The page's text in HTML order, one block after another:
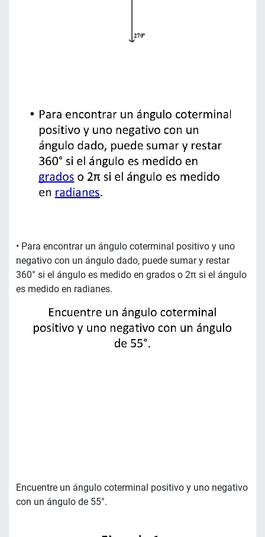
• Para encontrar un ángulo coterminal positivo y uno
negativo con un ángulo dado, puede sumar y restar
360° si el ángulo es medido en grados o 2π si el ángulo
es medido en radianes.
Encuentre un ángulo coterminal positivo y uno negativo
con un ángulo de 55°.